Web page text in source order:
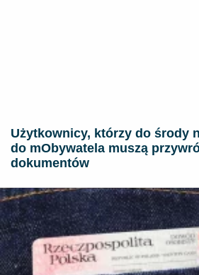
Użytkownicy, którzy do środy
do mObywatela muszą
dokumentów